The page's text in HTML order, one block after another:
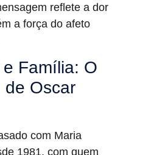
reflete a dor
a força do afeto
Família: O
de Oscar
com Maria
1981, com quem